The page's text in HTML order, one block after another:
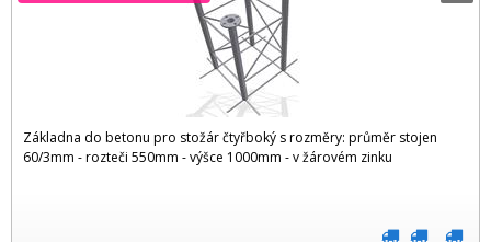
Základna do betonu pro stožár čtyřboký s rozměry: průměr stojen
60/3mm - rozteči 550mm - výšce 1000mm - v žárovém zinku